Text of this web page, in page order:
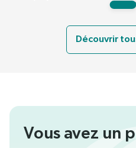
Découvrir
Vous avez un